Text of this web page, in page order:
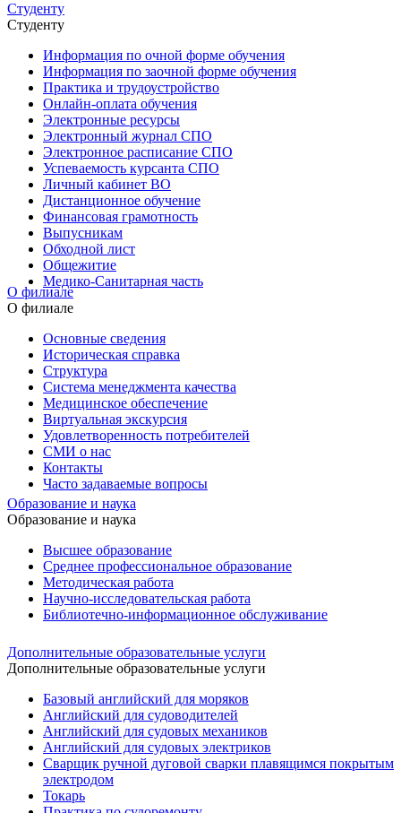
Студенту
Студенту
Информация по очной форме обучения
Информация по заочной форме обучения
Практика и трудоустройство
Онлайн-оплата обучения
Электронные ресурсы
Электронный журнал СПО
Электронное расписание СПО
Успеваемость курсанта СПО
Личный кабинет ВО
Дистанционное обучение
Финансовая грамотность
Выпусникам
Обходной лист
Общежитие
Медико-Санитарная часть
О филиале
О филиале
Основные сведения
Историческая справка
Структура
Система менеджмента качества
Медицинское обеспечение
Виртуальная экскурсия
Удовлетворенность потребителей
СМИ о нас
Контакты
Часто задаваемые вопросы
Образование и наука
Образование и наука
Высшее образование
Среднее профессиональное образование
Методическая работа
Научно-исследовательская работа
Библиотечно-информационное обслуживание
Дополнительные образовательные услуги
Дополнительные образовательные услуги
Базовый английский для моряков
Английский для судоводителей
Английский для судовых механиков
Английский для судовых электриков
Cварщик ручной дуговой сварки плавящимся покрытым
электродом
Токарь